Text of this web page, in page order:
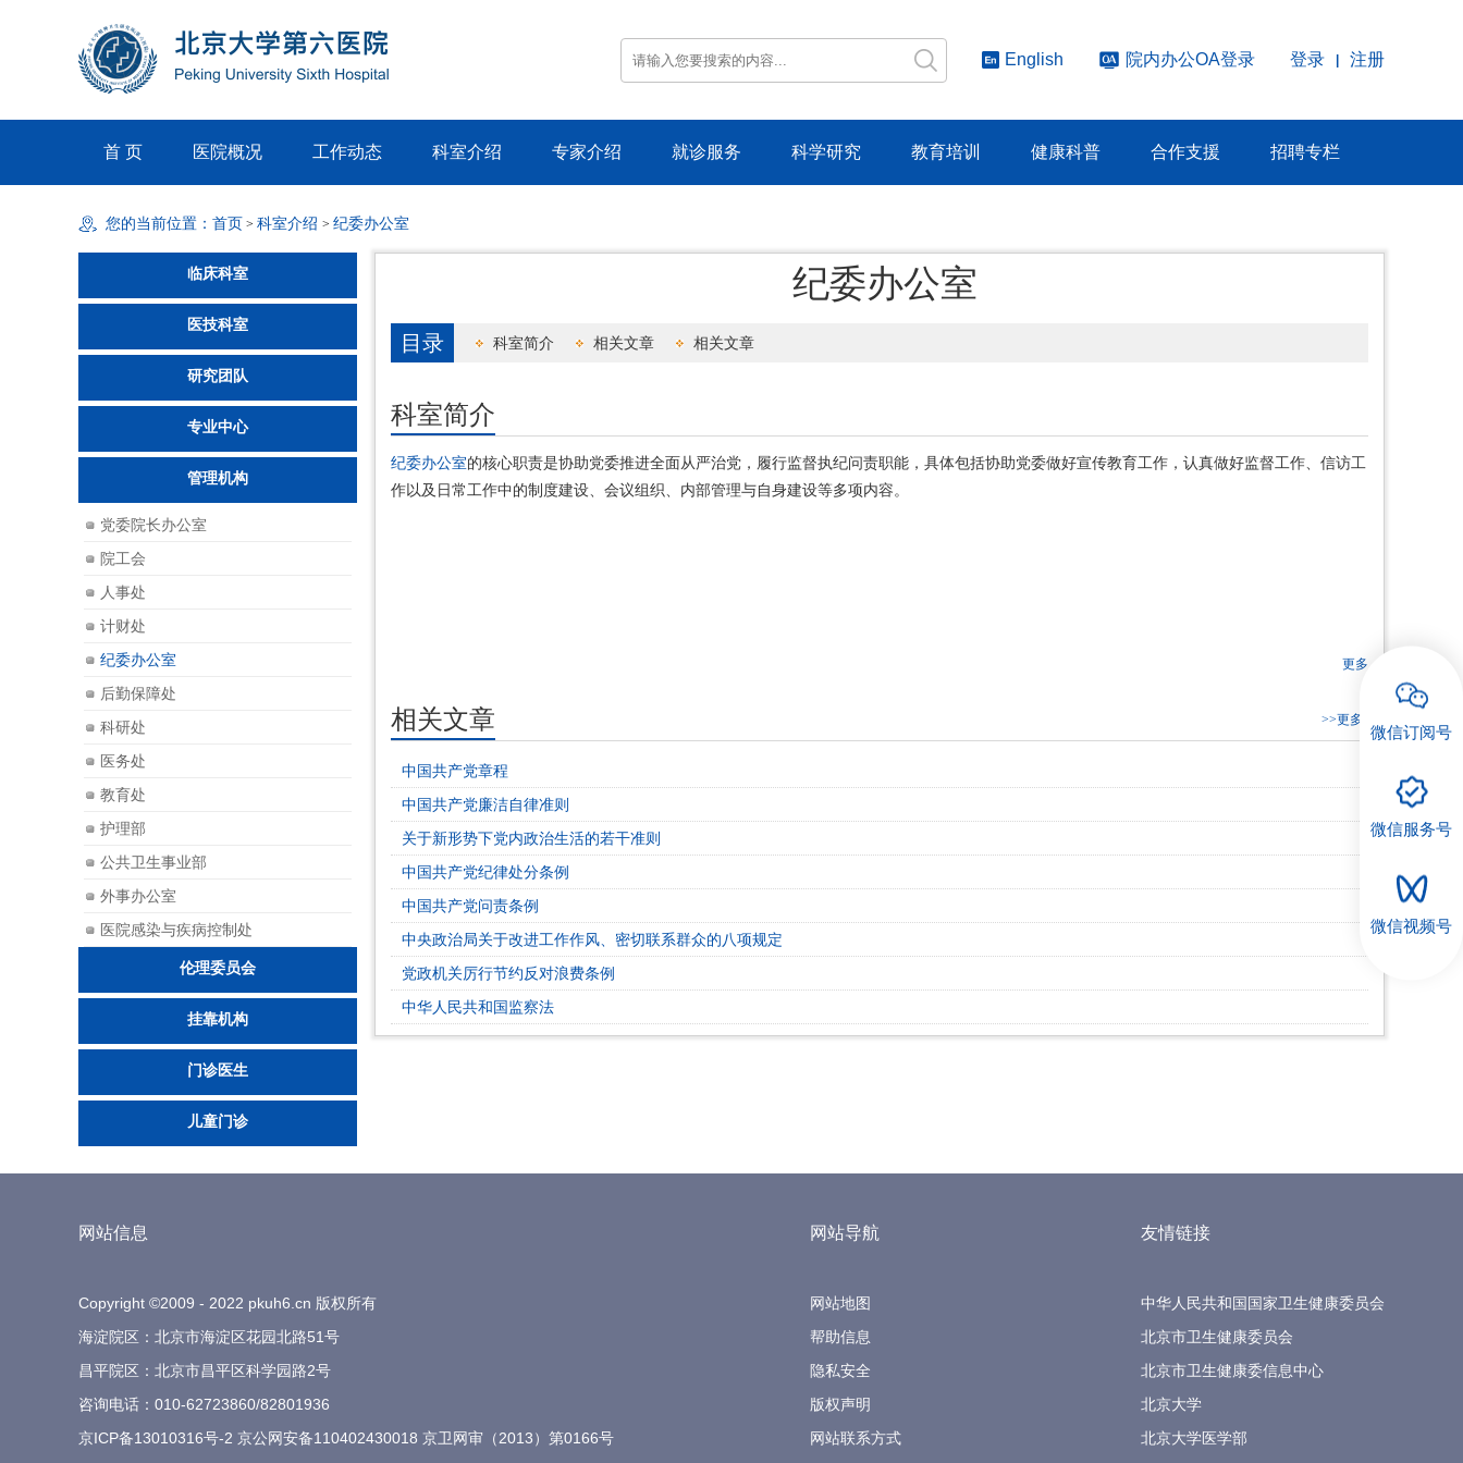
English 院内办公OA登录 登录 注册
首 页 医院概况 工作动态 科室介绍 专家介绍 就诊服务 科学研究 教育培训 健康科普 合作支援 招聘专栏
您的当前位置： 首页 > 科室介绍 > 纪委办公室
纪委办公室
目录 科室简介 相关文章 相关文章
科室简介
纪委办公室的核心职责是协助党委推进全面从严治党，履行监督执纪问责职能，具体包括协助党委做好宣传教育工作，认真做好监督工作、信访工
作以及日常工作中的制度建设、会议组织、内部管理与自身建设等多项内容。
更多
>>更多
相关文章
中国共产党章程
中国共产党廉洁自律准则
关于新形势下党内政治生活的若干准则
中国共产党纪律处分条例
中国共产党问责条例
中央政治局关于改进工作作风、密切联系群众的八项规定
党政机关厉行节约反对浪费条例
中华人民共和国监察法
临床科室
医技科室
研究团队
专业中心
管理机构
党委院长办公室
院工会
人事处
计财处
纪委办公室
后勤保障处
科研处
医务处
教育处
护理部
公共卫生事业部
外事办公室
医院感染与疾病控制处
伦理委员会
挂靠机构
门诊医生
儿童门诊
网站信息
Copyright ©2009 - 2022 pkuh6.cn 版权所有
海淀院区：北京市海淀区花园北路51号
昌平院区：北京市昌平区科学园路2号
咨询电话： 010-62723860/82801936
京ICP备13010316号-2 京公网安备110402430018 京卫网审（2013）第0166号
网站导航
网站地图
帮助信息
隐私安全
版权声明
网站联系方式
友情链接
中华人民共和国国家卫生健康委员会
北京市卫生健康委员会
北京市卫生健康委信息中心
北京大学
北京大学医学部
微信订阅号
微信服务号
微信视频号